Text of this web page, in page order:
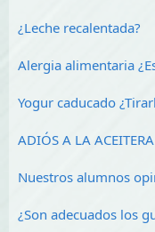
¿Leche recalentada?
Alergia alimentaria
Yogur caducado
ADIÓS A LA ACEITERA
Nuestros alumnos
¿Son adecuados los